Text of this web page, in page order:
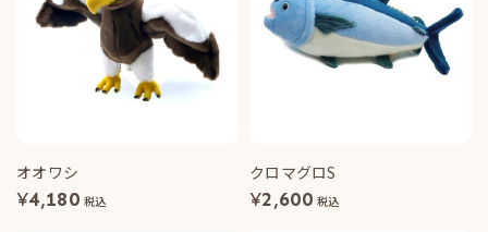
オオワシ
¥4,180 税込
クロマグロS
¥2,600 税込